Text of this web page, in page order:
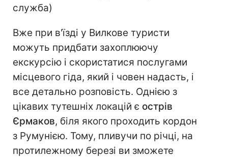
служба)
Вже при в'їзді у Вилкове туристи
можуть придбати захоплюючу
екскурсію і скористатися послугами
місцевого гіда, який і човен надасть, і
все детально розповість. Однією з
цікавих тутешніх локацій є острів
Єрмаков, біля якого проходить кордон
з Румунією. Тому, пливучи по річці, на
протилежному березі ви зможете